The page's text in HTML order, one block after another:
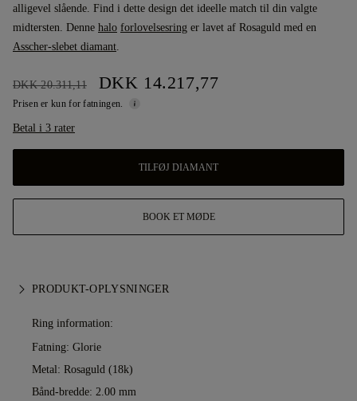
alligevel slående. Find i dette design det ideelle match til din valgte
midtersten. Denne halo forlovelsesring er lavet af Rosaguld med en
Asscher-slebet diamant
DKK 20.311,11 DKK 14.217,77
Prisen er kun for fatningen.
Betal i 3 rater
TILFØJ DIAMANT
BOOK ET MØDE
PRODUKT-OPLYSNINGER
Ring information:
Fatning: Glorie
Metal: Rosaguld (18k)
Bånd-bredde: 2.00 mm